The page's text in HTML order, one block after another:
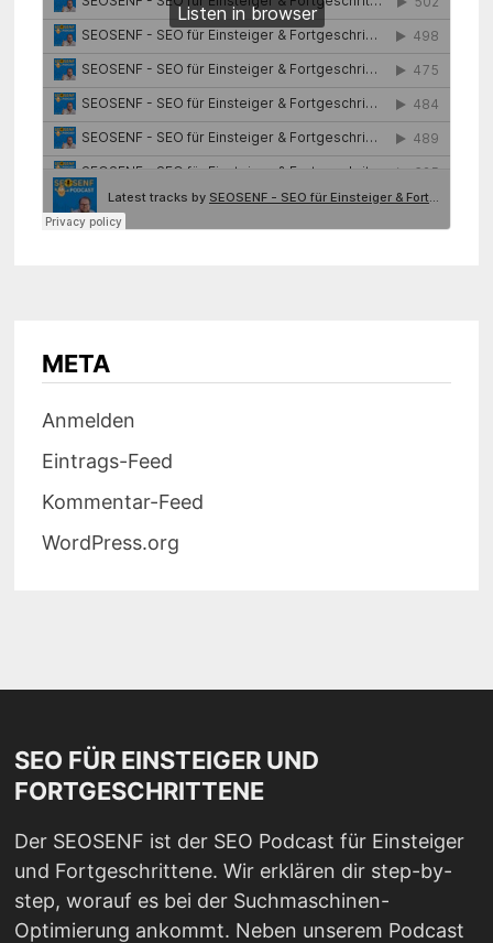
META
Anmelden
Eintrags-Feed
Kommentar-Feed
WordPress.org
SEO FÜR EINSTEIGER UND
FORTGESCHRITTENE
Der SEOSENF ist der SEO Podcast für Einsteiger
und Fortgeschrittene. Wir erklären dir step-by-
step, worauf es bei der Suchmaschinen-
Optimierung ankommt. Neben unserem Podcast